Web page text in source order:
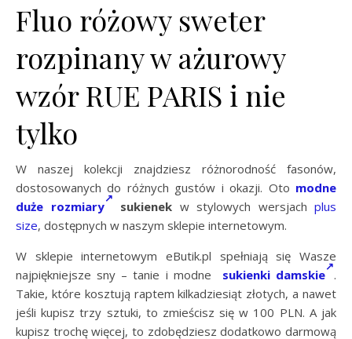
Fluo różowy sweter
rozpinany w ażurowy
wzór RUE PARIS i nie
tylko
W naszej kolekcji znajdziesz różnorodność fasonów,
dostosowanych do różnych gustów i okazji. Oto modne
duże rozmiary
sukienek w stylowych wersjach plus
size, dostępnych w naszym sklepie internetowym.
W sklepie internetowym eButik.pl spełniają się Wasze
najpiękniejsze sny – tanie i modne sukienki damskie .
Takie, które kosztują raptem kilkadziesiąt złotych, a nawet
jeśli kupisz trzy sztuki, to zmieścisz się w 100 PLN. A jak
kupisz trochę więcej, to zdobędziesz dodatkowo darmową